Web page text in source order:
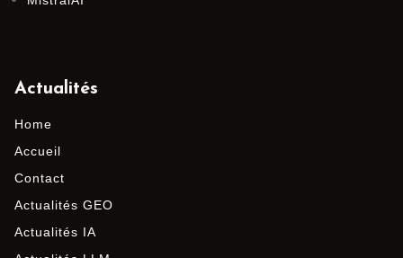
Actualités
Home
Accueil
Contact
Actualités GEO
Actualités IA